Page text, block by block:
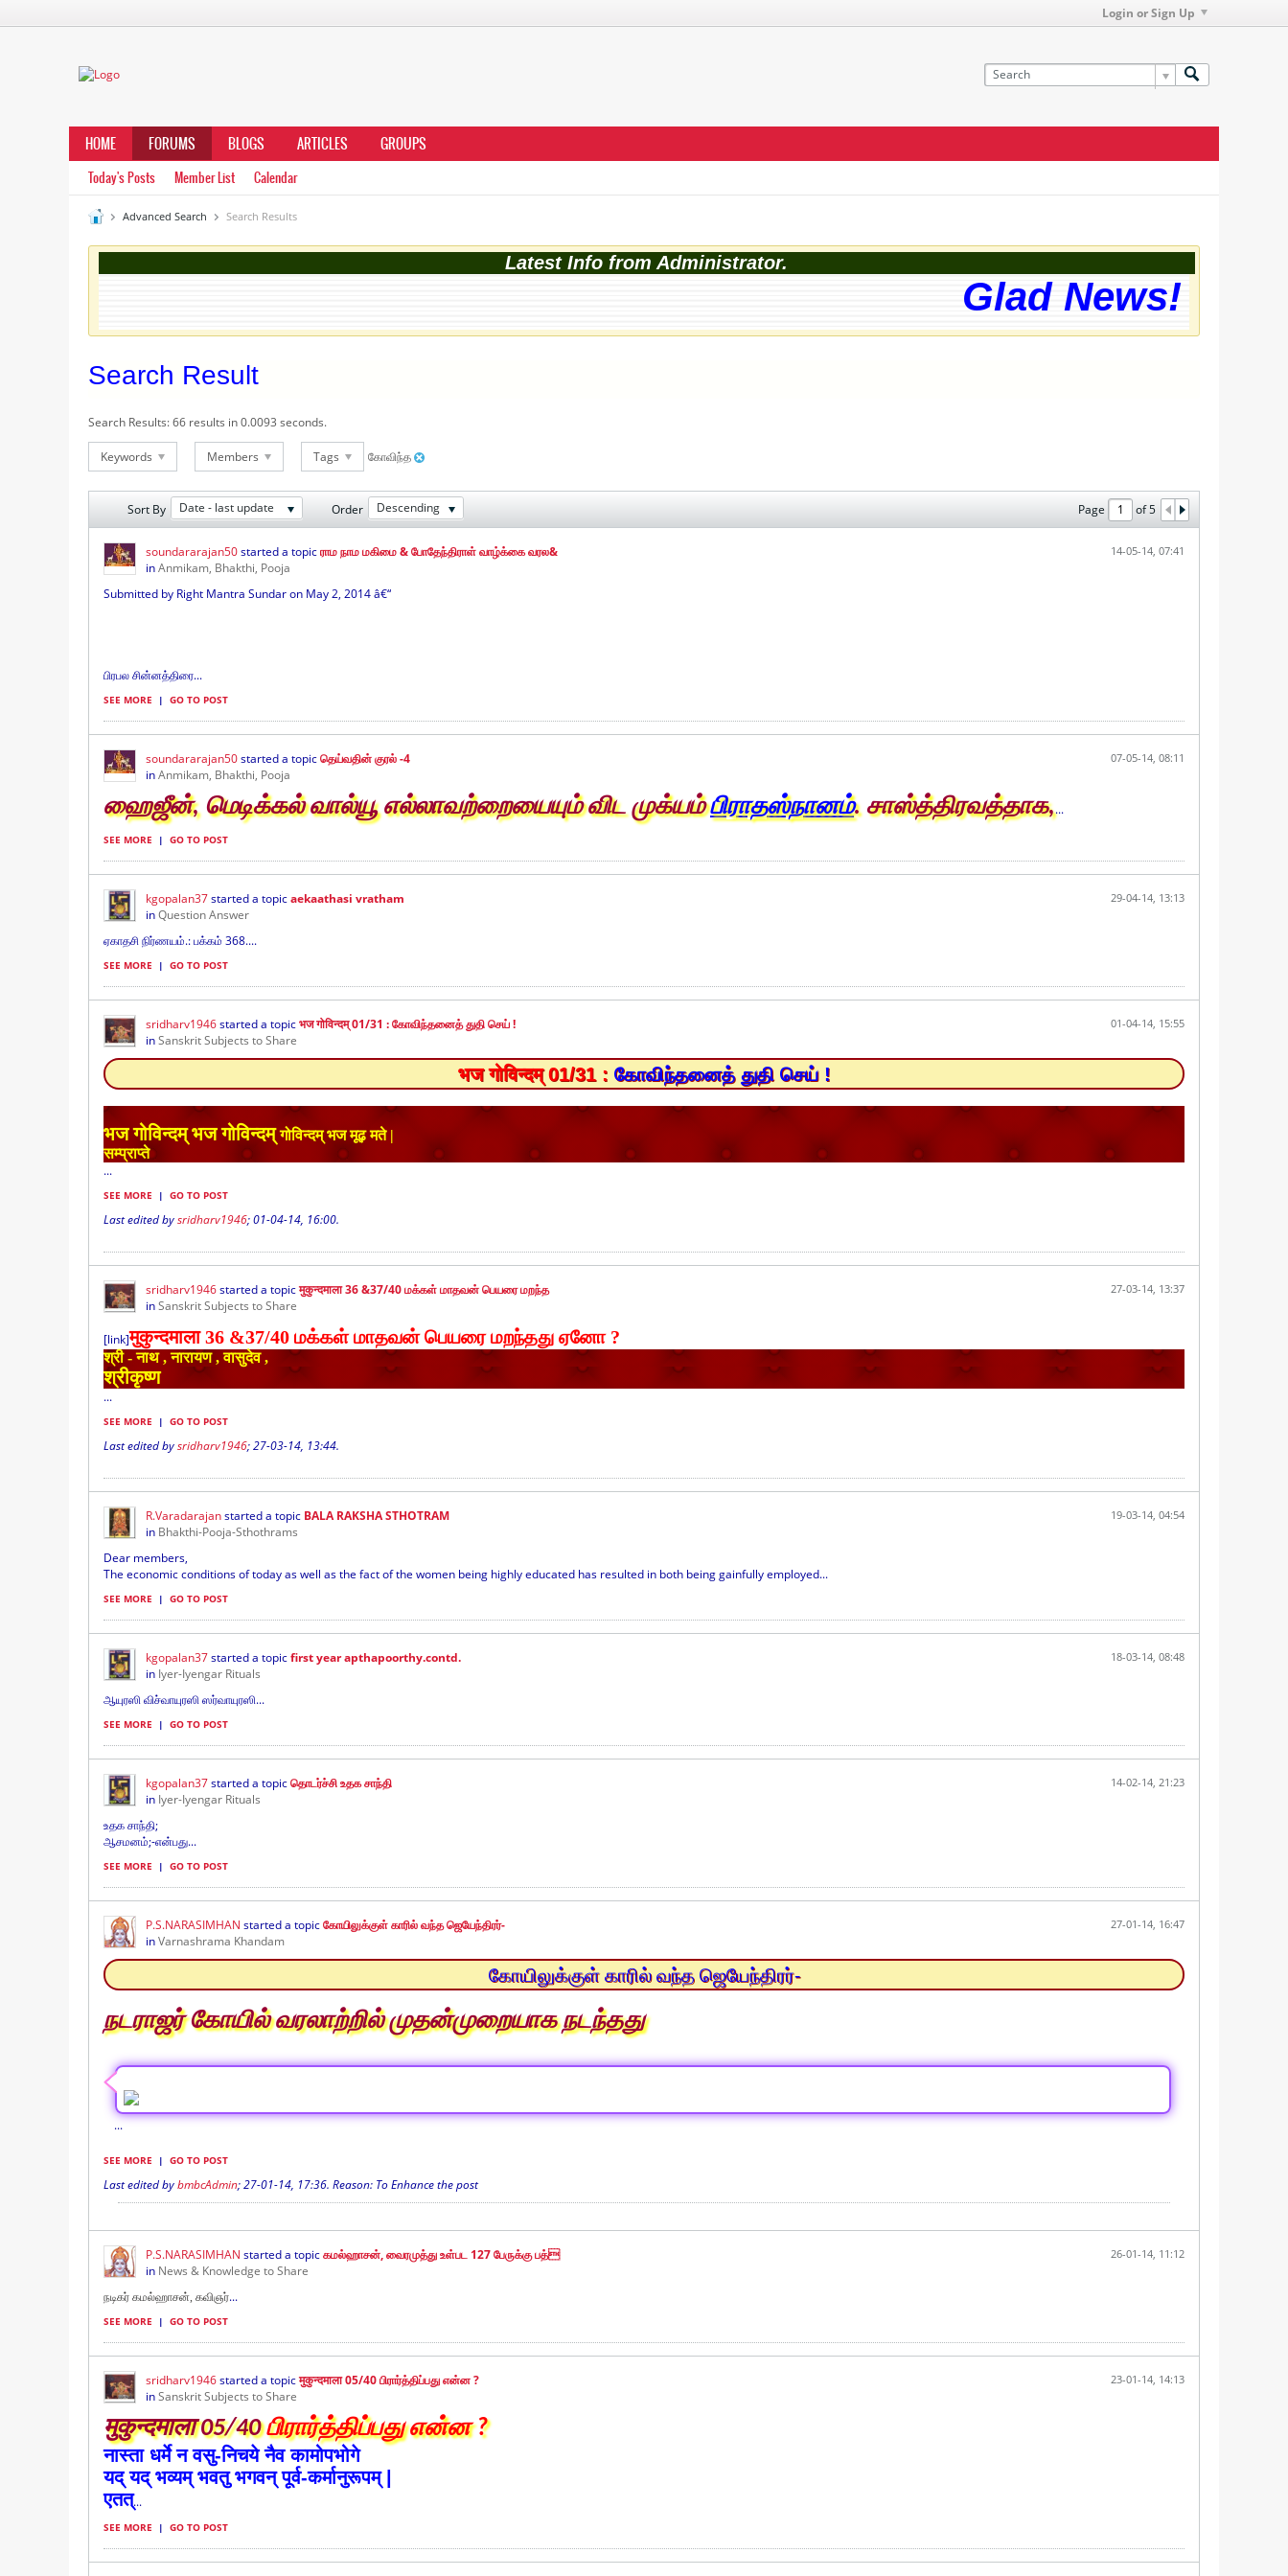
Login or Sign Up
HOME FORUMS BLOGS ARTICLES GROUPS
Today's Posts Member List Calendar
Advanced Search Search Results
Latest Info from Administrator.
Glad News! The
Search Result
Search Results:66 results in 0.0093 seconds.
Keywords Members Tags கோவிந்த
Sort By Date - last update Order Descending Page of5
soundararajan50started a topicராம நாம மகிமை & போதேந்திராள் வாழ்க்கை வரல&
inAnmikam, Bhakthi, Pooja
14-05-14, 07:41
Submitted by Right Mantra Sundar on May 2, 2014 â€“
பிரபல சின்னத்திரை...
SEE MORE | GO TO POST
soundararajan50started a topicதெய்வதின் குரல் -4
inAnmikam, Bhakthi, Pooja
07-05-14, 08:11
ஹைஜீன், மெடிக்கல் வால்யூ எல்லாவற்றையையும் விட முக்யம்பிராதஸ்நானம். சாஸ்த்திரவத்தாக,...
SEE MORE | GO TO POST
kgopalan37started a topicaekaathasi vratham
inQuestion Answer
29-04-14, 13:13
ஏகாதசி நிர்ணயம்.: பக்கம் 368....
SEE MORE | GO TO POST
sridharv1946started a topicभज गोविन्दम् 01/31 : கோவிந்தனைத் துதி செய் !
inSanskrit Subjects to Share
01-04-14, 15:55
भज गोविन्दम् 01/31 : கோவிந்தனைத் துதி செய் !
भज गोविन्दम् भज गोविन्दम्गोविन्दम् भज मूढ़ मते |
सम्प्राप्ते
...
SEE MORE | GO TO POST
Last edited bysridharv1946;01-04-14, 16:00.
sridharv1946started a topicमुकुन्दमाला 36 &37/40 மக்கள் மாதவன் பெயரை மறந்த
inSanskrit Subjects to Share
27-03-14, 13:37
[link]मुकुन्दमाला 36 &37/40 மக்கள் மாதவன் பெயரை மறந்தது ஏனோ ?
श्री - नाथ , नारायण , वासुदेव ,
श्रीकृष्ण
...
SEE MORE | GO TO POST
Last edited bysridharv1946;27-03-14, 13:44.
R.Varadarajanstarted a topic BALA RAKSHA STHOTRAM
in Bhakthi-Pooja-Sthothrams
19-03-14, 04:54
Dear members,
The economic conditions of today as well as the fact of the women being highly educated has resulted in both being gainfully employed...
SEE MORE | GO TO POST
kgopalan37started a topicfirst year apthapoorthy.contd.
in Iyer-Iyengar Rituals
18-03-14, 08:48
ஆயுரஸி விச்வாயுரஸி ஸர்வாயுரஸி...
SEE MORE | GO TO POST
kgopalan37started a topicதொடர்ச்சி உதக சாந்தி
in Iyer-Iyengar Rituals
14-02-14, 21:23
உதக சாந்தி;
ஆசமனம்;-என்பது...
SEE MORE | GO TO POST
P.S.NARASIMHAN started a topicகோயிலுக்குள் காரில் வந்த ஜெயேந்திரர்-
inVarnashrama Khandam
27-01-14, 16:47
கோயிலுக்குள் காரில் வந்த ஜெயேந்திரர்-
நடராஜர் கோயில் வரலாற்றில் முதன்முறையாக நடந்தது
...
SEE MORE | GO TO POST
Last edited bybmbcAdmin;27-01-14, 17:36. Reason: To Enhance the post
P.S.NARASIMHAN started a topicகமல்ஹாசன், வைரமுத்து உள்பட 127 பேருக்கு பத்
in News & Knowledge to Share
26-01-14, 11:12
நடிகர் கமல்ஹாசன், கவிஞர்...
SEE MORE | GO TO POST
sridharv1946started a topicमुकुन्दमाला 05/40 பிரார்த்திப்பது என்ன ?
inSanskrit Subjects to Share
23-01-14, 14:13
मुकुन्दमाला 05/40பிரார்த்திப்பது என்ன ?
नास्ता धर्मे न वसु-निचये नैव कामोपभोगे
यद् यद् भव्यम् भवतु भगवन् पूर्व-कर्मानुरूपम् |
एतत्...
SEE MORE | GO TO POST